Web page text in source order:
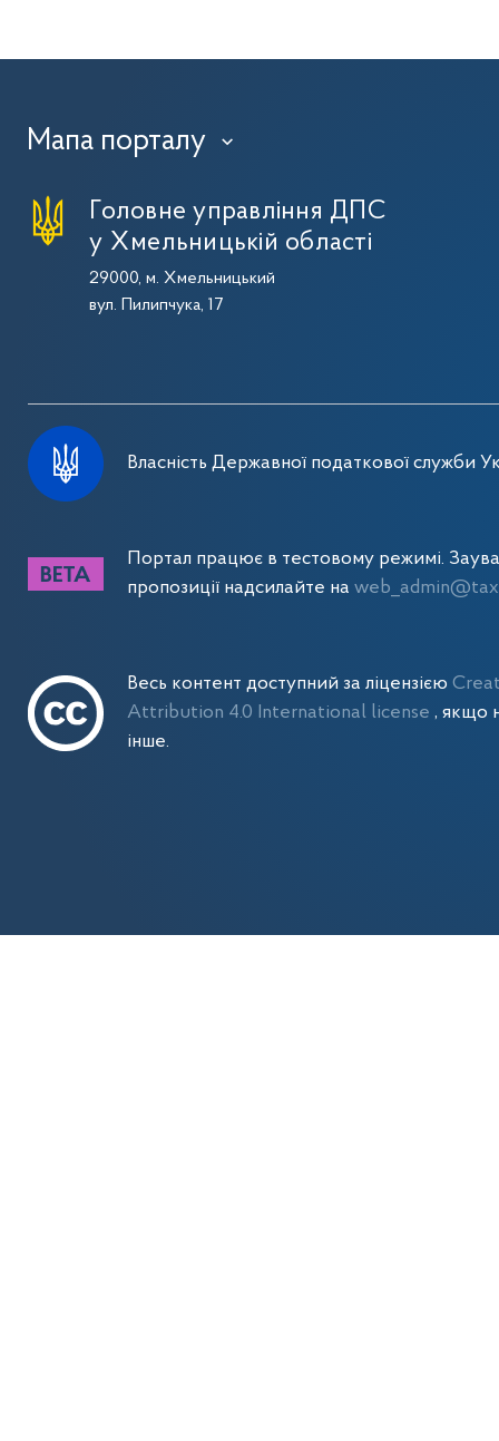
Мапа порталу ›
Головне управління ДПС
у Хмельницькій області
29000, м. Хмельницький
вул. Пилипчука, 17
Власність Державної податкової служби
Портал працює в тестовому режимі.
пропозиції надсилайте на
Весь контент доступний за ліцензією
Attribution 4.0 International license, якщо
інше.